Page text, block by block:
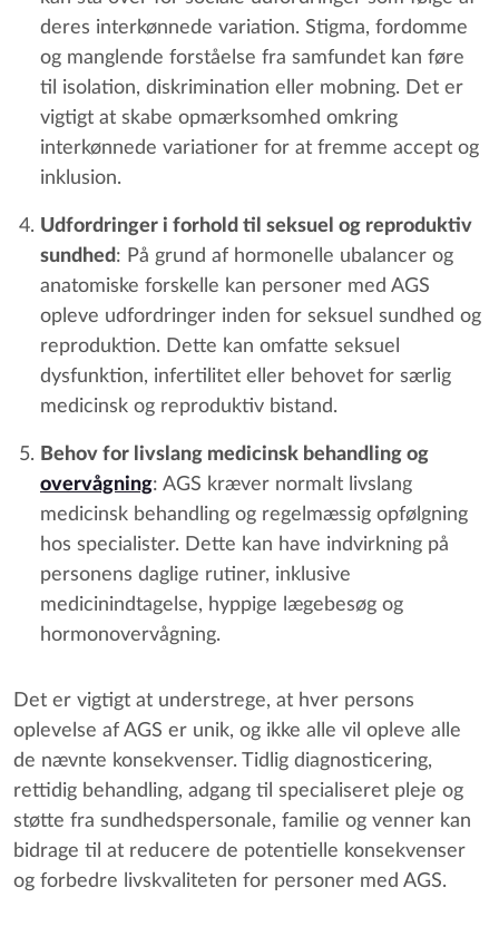
deres interkønnede variation. Stigma, fordomme
og manglende forståelse fra samfundet kan føre
til isolation, diskrimination eller mobning. Det er
vigtigt at skabe opmærksomhed omkring
interkønnede variationer for at fremme accept og
inklusion.
Udfordringer i forhold til seksuel og reproduktiv
sundhed: På grund af hormonelle ubalancer og
anatomiske forskelle kan personer med AGS
opleve udfordringer inden for seksuel sundhed og
reproduktion. Dette kan omfatte seksuel
dysfunktion, infertilitet eller behovet for særlig
medicinsk og reproduktiv bistand.
Behov for livslang medicinsk behandling og
overvågning: AGS kræver normalt livslang
medicinsk behandling og regelmæssig opfølgning
hos specialister. Dette kan have indvirkning på
personens daglige rutiner, inklusive
medicinindtagelse, hyppige lægebesøg og
hormonovervågning.
Det er vigtigt at understrege, at hver persons
oplevelse af AGS er unik, og ikke alle vil opleve alle
de nævnte konsekvenser. Tidlig diagnosticering,
rettidig behandling, adgang til specialiseret pleje og
støtte fra sundhedspersonale, familie og venner kan
bidrage til at reducere de potentielle konsekvenser
og forbedre livskvaliteten for personer med AGS.